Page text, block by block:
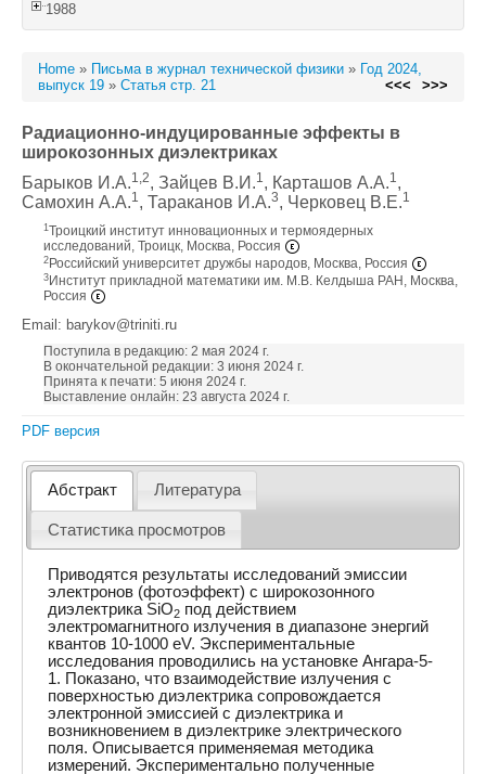
1988
Home » Письма в журнал технической физики » Год 2024,
выпуск 19 » Статья стр. 21 <<< >>>
Радиационно-индуцированные эффекты в
широкозонных диэлектриках
Барыков И.А.1,2, Зайцев В.И.1, Карташов А.А.1,
Самохин А.А.1, Тараканов И.А.3, Черковец В.Е.1
1 Троицкий институт инновационных и термоядерных
исследований, Троицк, Москва, Россия
2 Российский университет дружбы народов, Москва, Россия
3 Институт прикладной математики им. М.В. Келдыша РАН, Москва,
Россия
Email: barykov@triniti.ru
Поступила в редакцию: 2 мая 2024 г.
В окончательной редакции: 3 июня 2024 г.
Принята к печати: 5 июня 2024 г.
Выставление онлайн: 23 августа 2024 г.
PDF версия
Абстракт Литература
Статистика просмотров
Приводятся результаты исследований эмиссии
электронов (фотоэффект) с широкозонного
диэлектрика SiO2 под действием
электромагнитного излучения в диапазоне энергий
квантов 10-1000 eV. Экспериментальные
исследования проводились на установке Ангара-5-
1. Показано, что взаимодействие излучения с
поверхностью диэлектрика сопровождается
электронной эмиссией с диэлектрика и
возникновением в диэлектрике электрического
поля. Описывается применяемая методика
измерений. Экспериментально полученные